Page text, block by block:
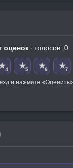
оценок · голосов: 0
4 ★5 ★6 ★7
и нажмите